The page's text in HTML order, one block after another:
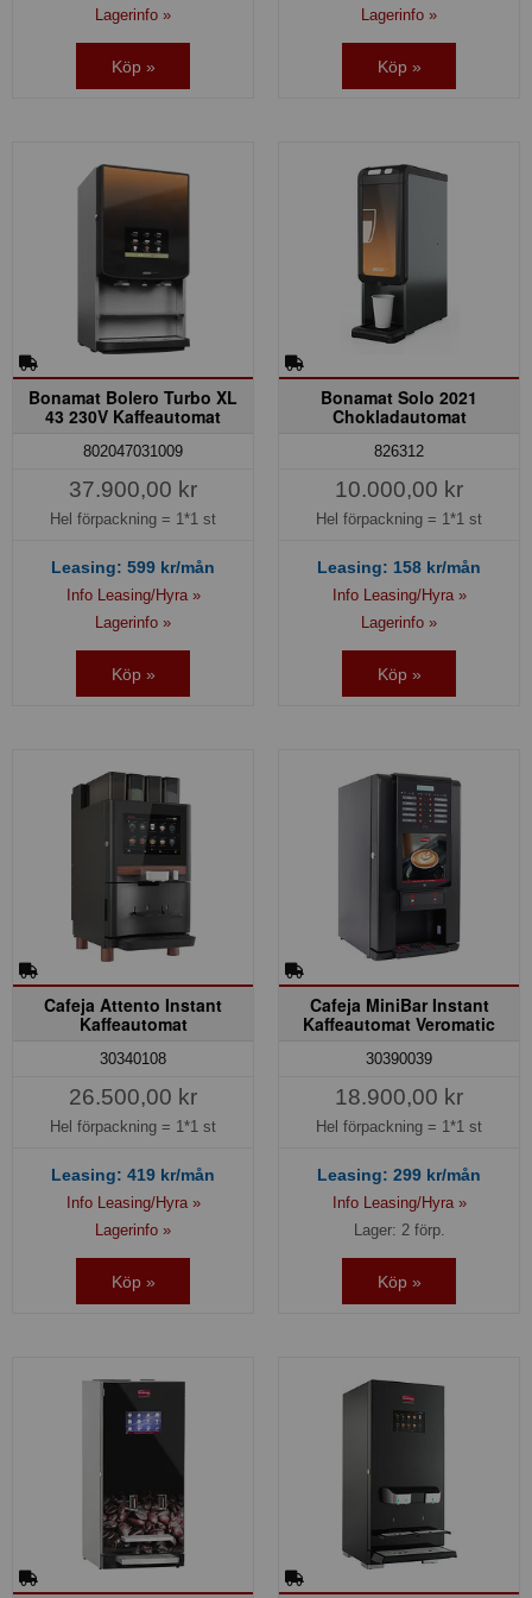
Lagerinfo »
Köp »
Lagerinfo »
Köp »
Bonamat Bolero Turbo XL
43 230V Kaffeautomat
802047031009
37.900,00 kr
Hel förpackning = 1*1 st
Leasing: 599 kr/mån
Info Leasing/Hyra »
Lagerinfo »
Köp »
Bonamat Solo 2021
Chokladautomat
826312
10.000,00 kr
Hel förpackning = 1*1 st
Leasing: 158 kr/mån
Info Leasing/Hyra »
Lagerinfo »
Köp »
Cafeja Attento Instant
Kaffeautomat
30340108
26.500,00 kr
Hel förpackning = 1*1 st
Leasing: 419 kr/mån
Info Leasing/Hyra »
Lagerinfo »
Köp »
Cafeja MiniBar Instant
Kaffeautomat Veromatic
30390039
18.900,00 kr
Hel förpackning = 1*1 st
Leasing: 299 kr/mån
Info Leasing/Hyra »
Lager: 2 förp.
Köp »